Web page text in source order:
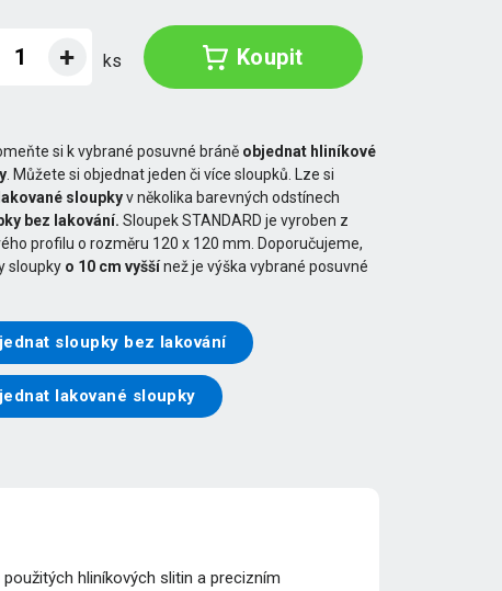
ks Koupit
si k vybrané posuvné bráně objednat hliníkové
. Můžete si objednat jeden či více sloupků. Lze si
lakované sloupkyv několika barevných odstínech
bez lakování. Sloupek STANDARD je vyroben z
profilu o rozměru 120 x 120 mm. Doporučujeme,
sloupky o 10 cm vyššínež je výška vybrané posuvné
sloupky bez lakování
lakované sloupky
hliníkových slitin a precizním